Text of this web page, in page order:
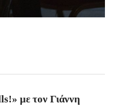
με τον Γιάννη